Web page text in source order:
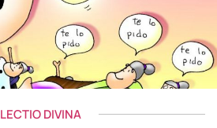
LECTIO DIVINA